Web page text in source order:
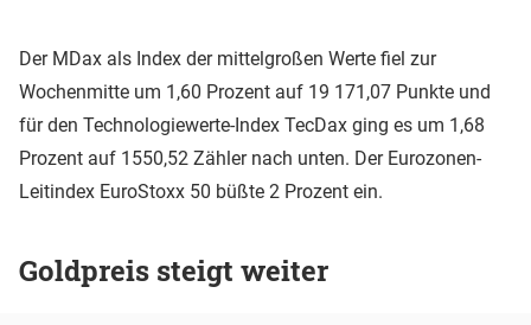
Der MDax als Index der mittelgroßen Werte fiel zur
Wochenmitte um 1,60 Prozent auf 19 171,07 Punkte und
für den Technologiewerte-Index TecDax ging es um 1,68
Prozent auf 1550,52 Zähler nach unten. Der Eurozonen-
Leitindex EuroStoxx 50 büßte 2 Prozent ein.
Goldpreis steigt weiter